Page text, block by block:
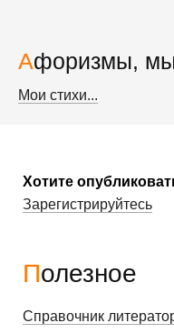
Хотите
Зарегистрируйтесь
Афоризмы,
Мои стихи...
Полезное
Справочник